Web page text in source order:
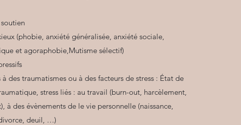
(phobie, anxiété généralisée, anxiété sociale,
et agoraphobie,Mutisme sélectif)
des traumatismes ou à des facteurs de stress : État de
stress liés : au travail (burn-out, harcèlement,
à des évènements de le vie personnelle (naissance,
deuil, …)